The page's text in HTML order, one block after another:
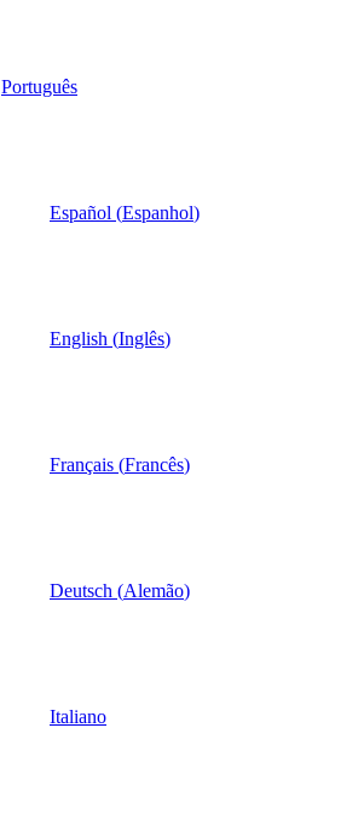
Português
Español (Espanhol)
English (Inglês)
Français (Francês)
Deutsch (Alemão)
Italiano